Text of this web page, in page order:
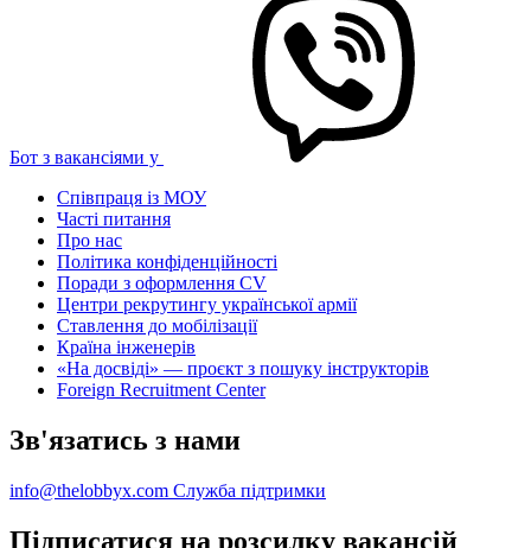
Бот з вакансіями у
Співпраця із МОУ
Часті питання
Про нас
Політика конфіденційності
Поради з оформлення CV
Центри рекрутингу української армії
Ставлення до мобілізації
Країна інженерів
«На досвіді» — проєкт з пошуку інструкторів
Foreign Recruitment Center
Зв'язатись з нами
info@thelobbyx.com Служба підтримки
Підписатися на розсилку вакансій